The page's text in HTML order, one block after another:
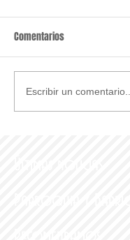
Comentarios
Escribir un comentario...